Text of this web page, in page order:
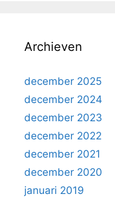
Archieven
december 2025
december 2024
december 2023
december 2022
december 2021
december 2020
januari 2019